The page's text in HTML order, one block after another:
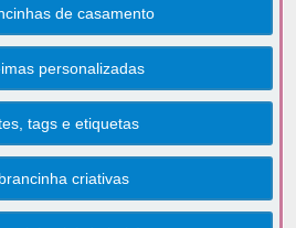
de casamento
personalizadas
tags e etiquetas
criativas